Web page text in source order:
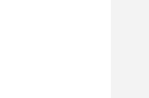
ανιχνευτής